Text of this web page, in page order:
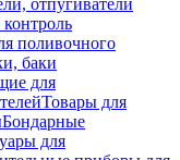
отпугиватели
поливочного
баки
для
Товары для
Бондарные
для